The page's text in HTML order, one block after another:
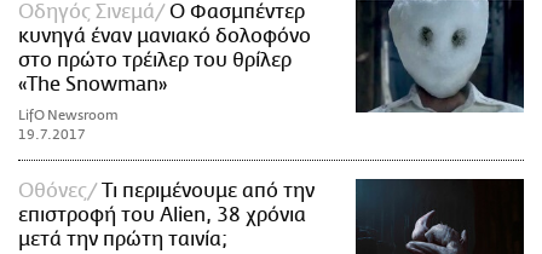
Οδηγός Σινεμά
Ο Φασμπέντερ
κυνηγά έναν μανιακό δολοφόνο
στο πρώτο τρέιλερ του θρίλερ
«The Snowman»
LifO Newsroom
19.7.2017
Οθόνες
Τι περιμένουμε από την
επιστροφή του Alien, 38 χρόνια
μετά την πρώτη ταινία;